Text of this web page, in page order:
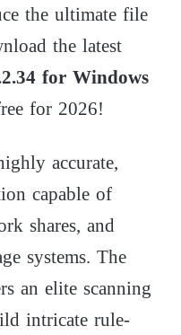
the ultimate file
the latest
for Windows
for 2026!
accurate,
capable of
shares, and
systems. The
an elite scanning
intricate rule-